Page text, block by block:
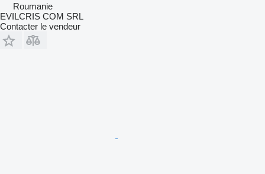
Roumanie
EVILCRIS COM SRL
Contacter le vendeur